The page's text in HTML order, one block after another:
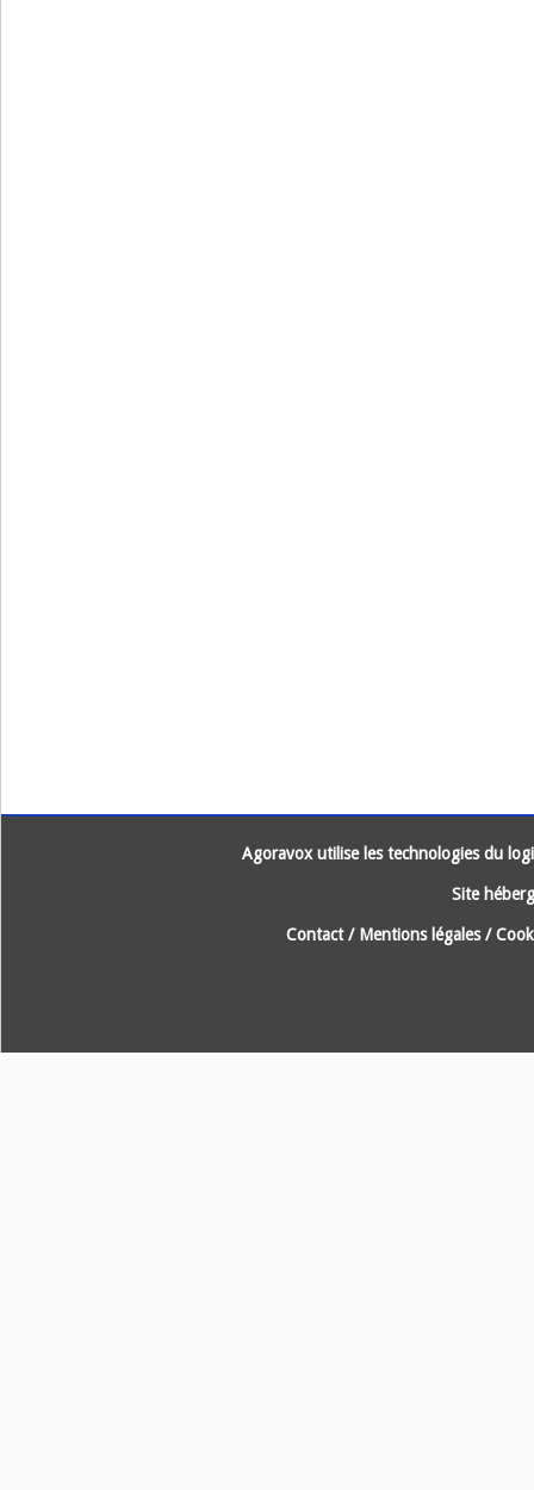
Agoravox utilise les technologies du
Site
Contact/ Mentions légales/